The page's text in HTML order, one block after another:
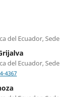
del Ecuador,
del Ecuador,
4367